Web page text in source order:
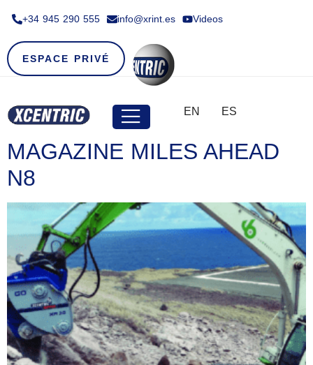
+34 945 290 555​ info@xrint.es Videos
ESPACE PRIVÉ
EN ES
MAGAZINE MILES AHEAD
N8